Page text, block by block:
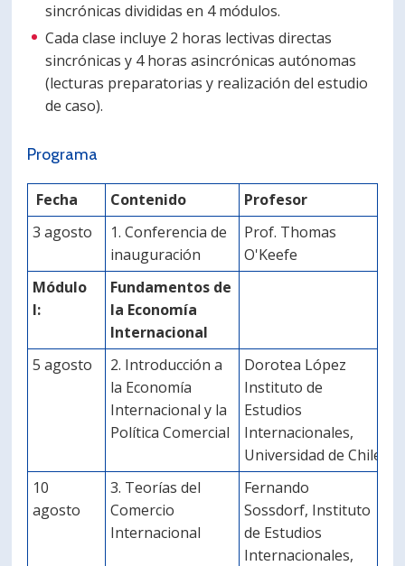
sincrónicas divididas en 4 módulos.
Cada clase incluye 2 horas lectivas directas
sincrónicas y 4 horas asincrónicas autónomas
(lecturas preparatorias y realización del estudio
de caso).
Programa
Fecha Contenido
Profesor
3 agosto
1. Conferencia de
inauguración
Prof. Thomas
O'Keefe
Módulo
I:
Fundamentos de
la Economía
Internacional
5 agosto
2. Introducción a
la Economía
Internacional y la
Política Comercial
Dorotea López
Instituto de
Estudios
Internacionales,
Universidad de Chile
10
agosto
3. Teorías del
Comercio
Internacional
Fernando
Sossdorf, Instituto
de Estudios
Internacionales,